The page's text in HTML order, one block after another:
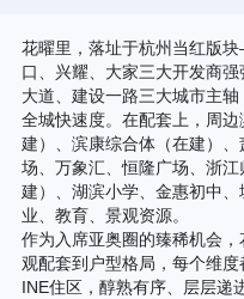
花曜里，落址于杭州当红版
口、兴耀、大家三大开发商
大道、建设一路三大城市主
全城快速度。在配套上，周
建）、滨康综合体（在建）
场、万象汇、恒隆广场、浙
建）、湖滨小学、金惠初中
业、教育、景观资源。
作为入席亚奥圈的臻稀机会
观配套到户型格局，每个维
INE住区，醇熟有序、层层递